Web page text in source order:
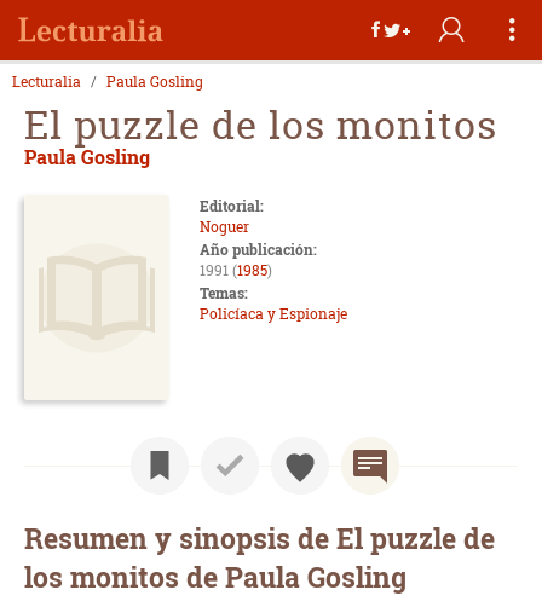
Lecturalia Paula Gosling
El puzzle de los monitos
Paula Gosling
Editorial:
Noguer
Año publicación:
1991 (1985)
Temas:
Policíaca y Espionaje
Resumen y sinopsis de El puzzle de
los monitos de Paula Gosling